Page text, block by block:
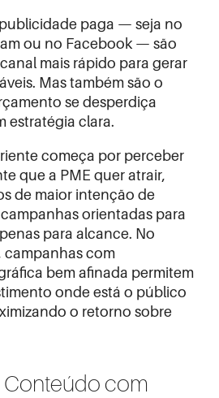
paga — seja no
ou no Facebook — são
mais rápido para gerar
Mas também são o
se desperdiça
estratégia clara.
começa por perceber
que a PME quer atrair,
de maior intenção de
orientadas para
para alcance. No
com
bem afinada permitem
onde está o público
o retorno sobre
com